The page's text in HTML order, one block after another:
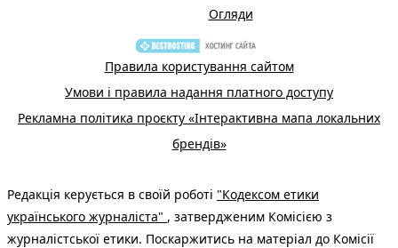
Огляди
Правила користування сайтом
Умови і правила надання платного доступу
Рекламна політика проєкту «Інтерактивна мапа локальних
брендів»
Редакція керується в своїй роботі "Кодексом етики
українського журналіста" , затвердженим Комісією з
журналістської етики. Поскаржитись на матеріал до Комісії